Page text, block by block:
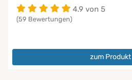
4.9 von 5
(59 Bewertungen)
zum Produkt